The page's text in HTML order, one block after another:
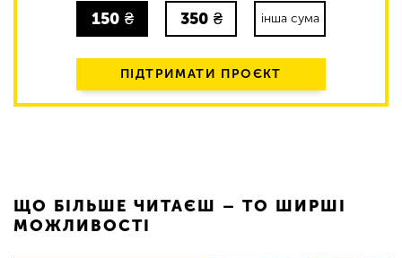
150 ₴ 350 ₴ інша сума
ПІДТРИМАТИ ПРОЄКТ
ЩО БІЛЬШЕ ЧИТАЄШ – ТО ШИРШІ
МОЖЛИВОСТІ